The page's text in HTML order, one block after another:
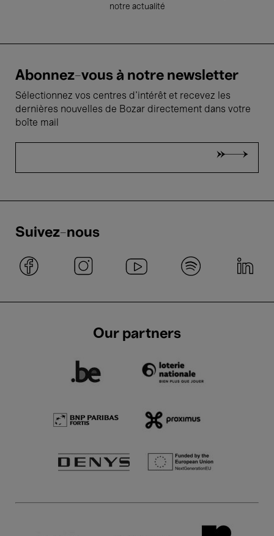
notre actualité
Abonnez-vous à notre newsletter
Sélectionnez vos centres d'intérêt et recevez les
dernières nouvelles de Bozar directement dans votre
boîte mail
Suivez-nous
Our partners